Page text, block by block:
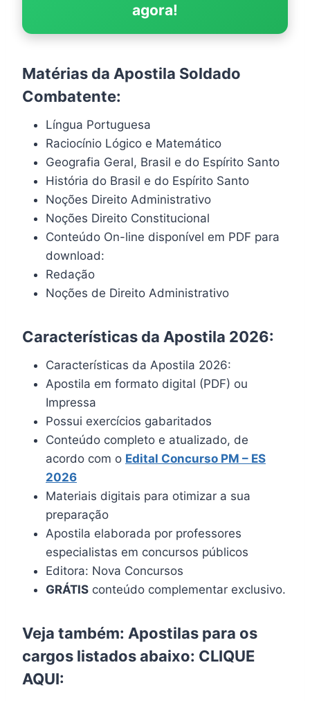
agora!
Matérias da Apostila Soldado
Combatente:
Língua Portuguesa
Raciocínio Lógico e Matemático
Geografia Geral, Brasil e do Espírito Santo
História do Brasil e do Espírito Santo
Noções Direito Administrativo
Noções Direito Constitucional
Conteúdo On-line disponível em PDF para
download:
Redação
Noções de Direito Administrativo
Características da Apostila 2026:
Características da Apostila 2026:
Apostila em formato digital (PDF) ou
Impressa
Possui exercícios gabaritados
Conteúdo completo e atualizado, de
acordo com o Edital Concurso PM – ES
2026
Materiais digitais para otimizar a sua
preparação
Apostila elaborada por professores
especialistas em concursos públicos
Editora: Nova Concursos
GRÁTIS conteúdo complementar exclusivo.
Veja também: Apostilas para os
cargos listados abaixo: CLIQUE
AQUI: